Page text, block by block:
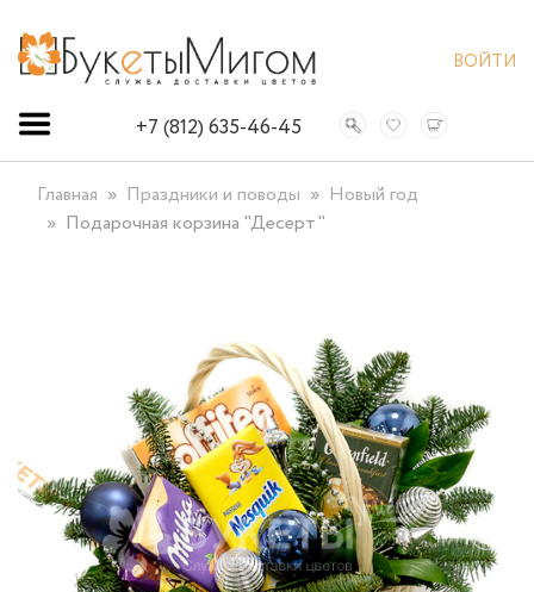
ВОЙТИ
+7 (812) 635-46-45
Главная Праздники и поводы
Новый год
Подарочная корзина "Десерт"